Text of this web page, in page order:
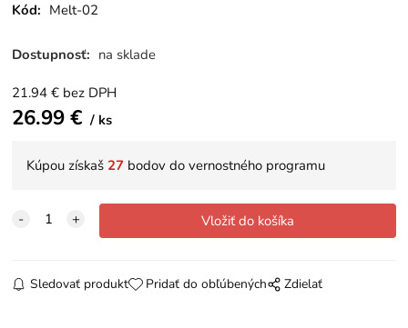
Kód: Melt-02
Dostupnosť: na sklade
21.94 € bez DPH
26.99€ ks
Kúpou získaš 27 bodov do vernostného programu
Sledovať produkt Pridať do obľúbených Zdielať